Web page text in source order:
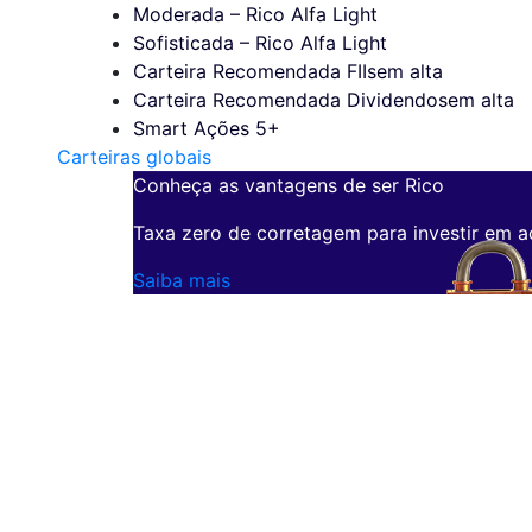
Moderada – Rico Alfa Light
Sofisticada – Rico Alfa Light
Carteira Recomendada FIIsem alta
Carteira Recomendada Dividendosem alta
Smart Ações 5+
Carteiras globais
Conheça as vantagens de ser Rico
Taxa zero de corretagem para investir em
Saiba mais